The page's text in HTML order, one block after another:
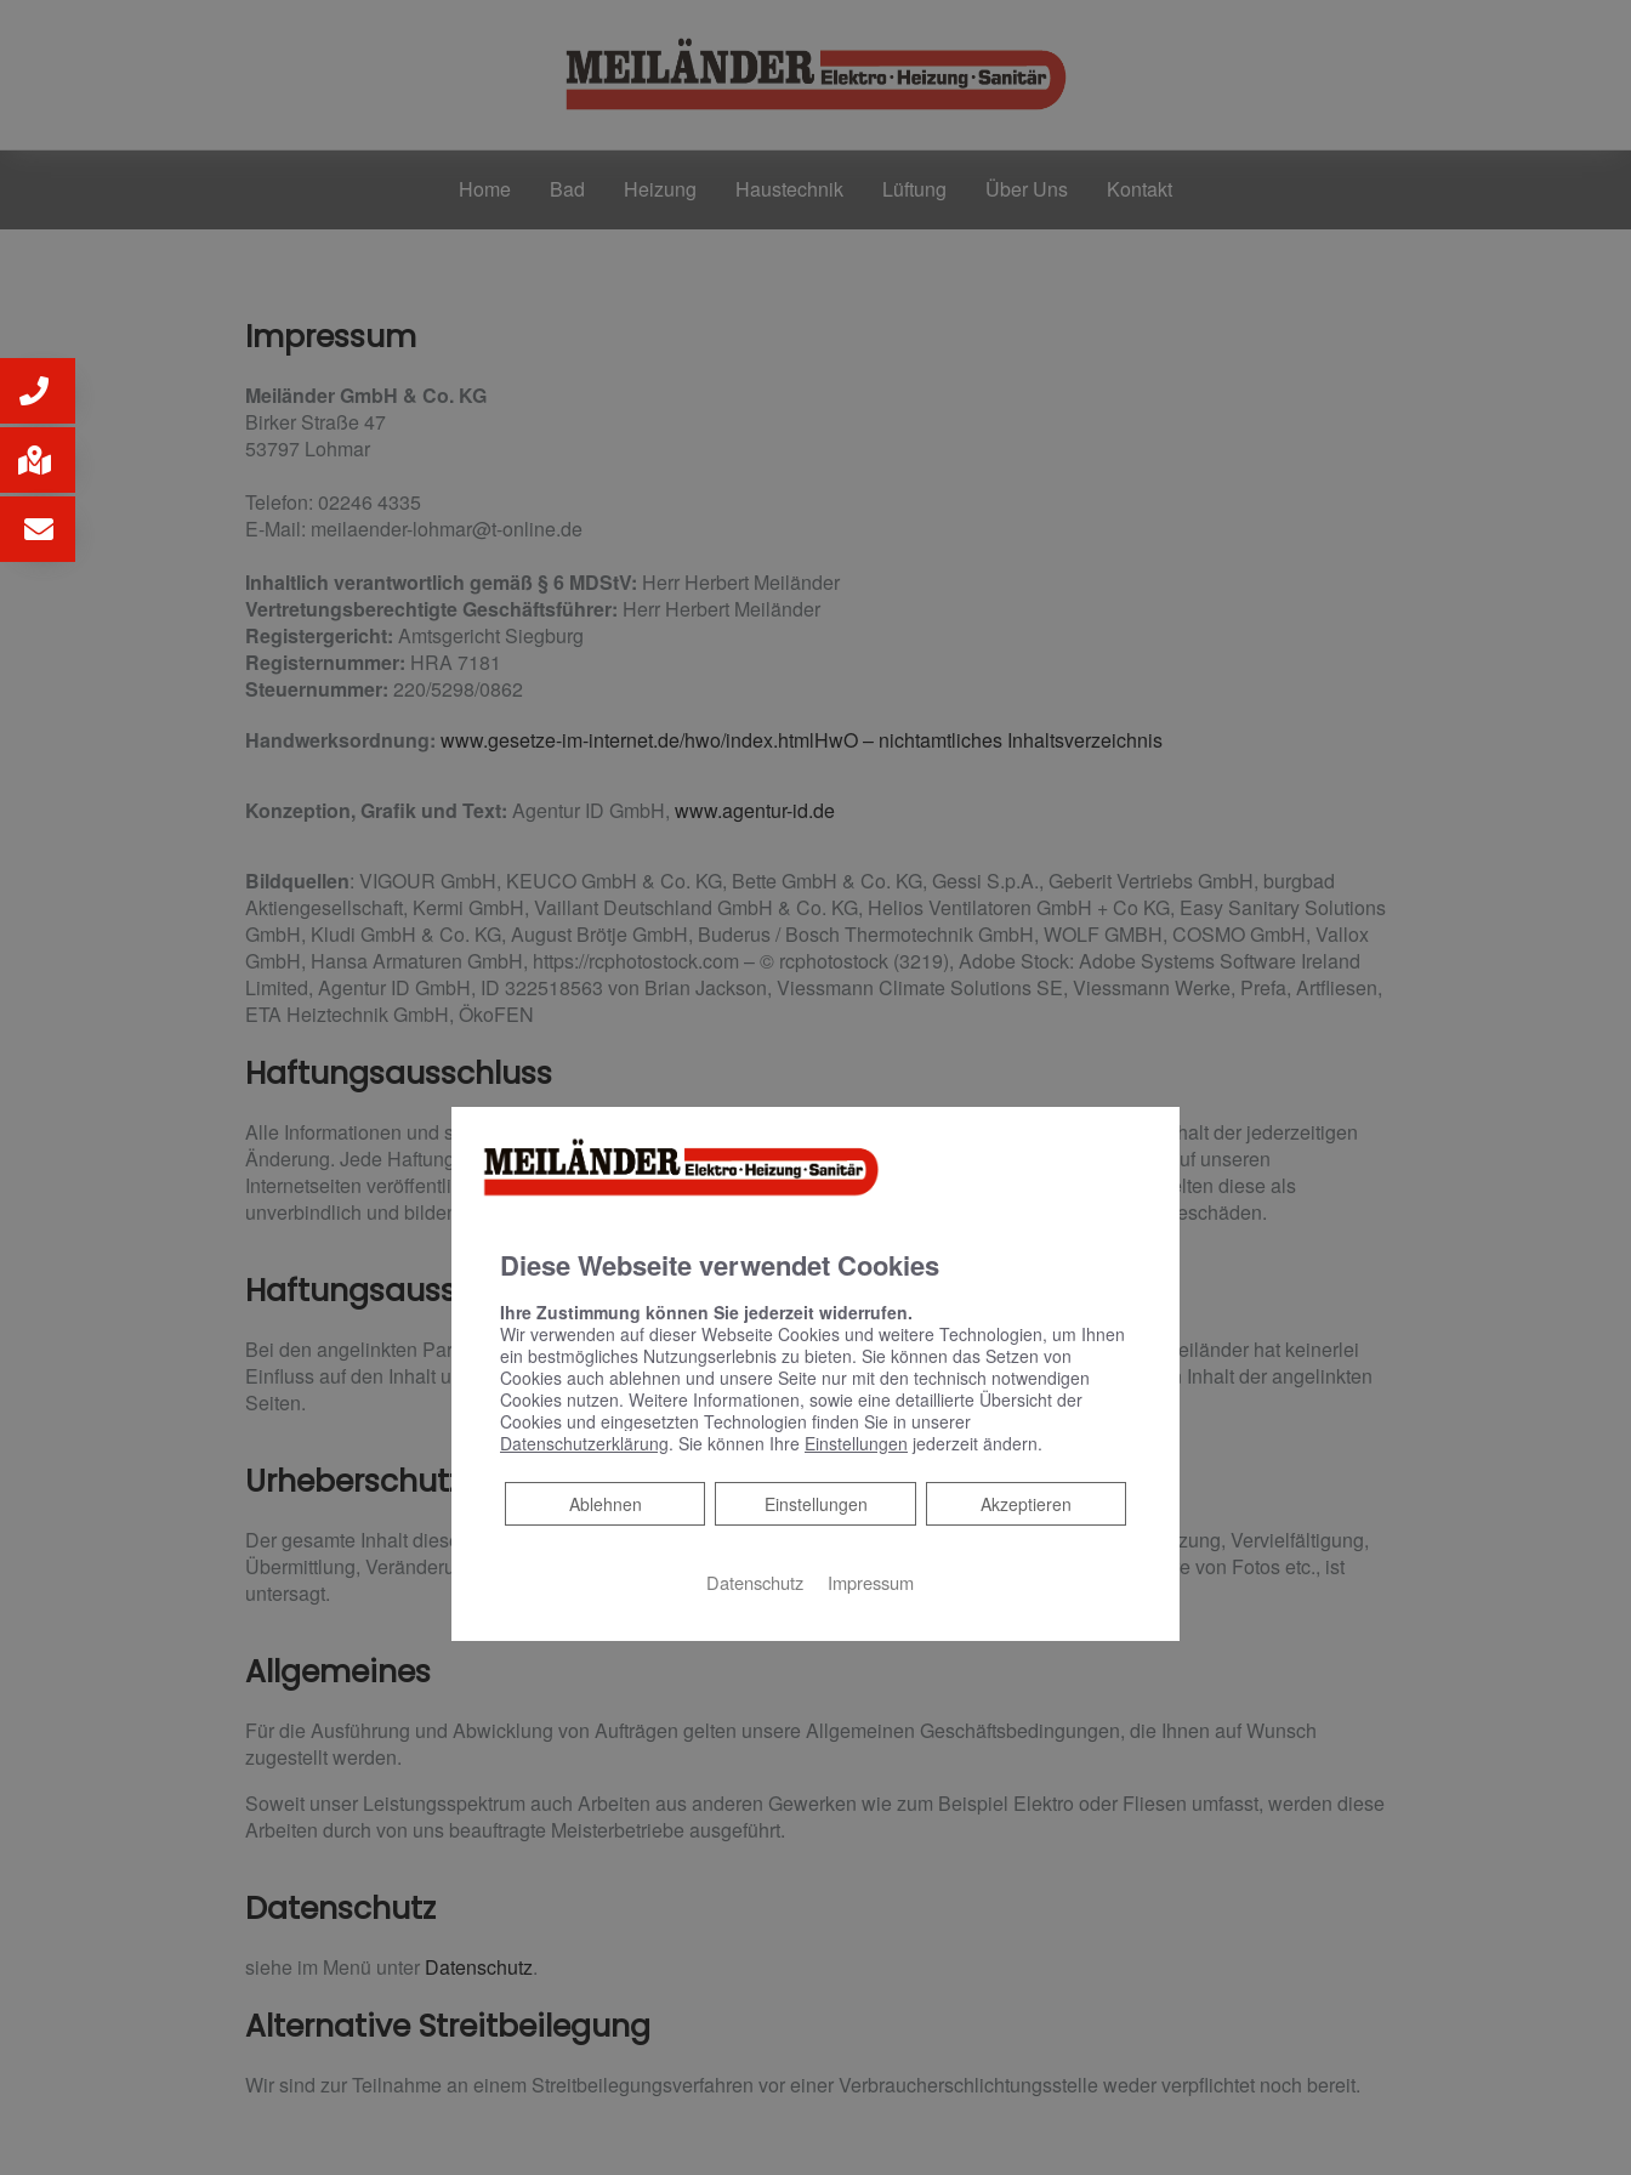
Home Bad Heizung Haustechnik Lüftung Über Uns Kontakt
Impressum
Meiländer GmbH & Co. KG
Birker Straße 47
53797 Lohmar
Telefon: 02246 4335
E-Mail: meilaender-lohmar@t-online.de
Inhaltlich verantwortlich gemäß § 6 MDStV: Herr Herbert Meiländer
Vertretungsberechtigte Geschäftsführer: Herr Herbert Meiländer
Registergericht: Amtsgericht Siegburg
Registernummer: HRA 7181
Steuernummer: 220/5298/0862
Handwerksordnung: www.gesetze-im-internet.de/hwo/index.htmlHwO – nichtamtliches Inhaltsverzeichnis
Konzeption, Grafik und Text: Agentur ID GmbH, www.agentur-id.de
Bildquellen: VIGOUR GmbH, KEUCO GmbH & Co. KG, Bette GmbH & Co. KG, Gessi S.p.A., Geberit Vertriebs GmbH, burgbad
Aktiengesellschaft, Kermi GmbH, Vaillant Deutschland GmbH & Co. KG, Helios Ventilatoren GmbH + Co KG, Easy Sanitary Solutions
GmbH, Kludi GmbH & Co. KG, August Brötje GmbH, Buderus / Bosch Thermotechnik GmbH, WOLF GMBH, COSMO GmbH, Vallox
GmbH, Hansa Armaturen GmbH, https://rcphotostock.com – © rcphotostock (3219), Adobe Stock: Adobe Systems Software Ireland
Limited, Agentur ID GmbH, ID 322518563 von Brian Jackson, Viessmann Climate Solutions SE, Viessmann Werke, Prefa, Artfliesen,
ETA Heiztechnik GmbH, ÖkoFEN
Haftungsausschluss
Alle Informationen und sonstigen Angaben auf dieser Website sind unverbindlich und unterliegen dem Vorbehalt der jederzeitigen
Änderung. Jede Haftung für die Richtigkeit und Vollständigkeit der Informationen sind ausgeschlossen. Alle auf unseren
Internetseiten veröffentlichten Informationen wurden nach bestem Wissen und Gewissen erstellt. Trotzdem gelten diese als
unverbindlich und bilden keinerlei Rechtsansprüche insbesondere nicht für unmittelbare oder mittelbare Folgeschäden.
Haftungsausschluss für Hyperlinks
Bei den angelinkten Partner-Seiten handelt es sich ausschließlich um fremde Inhalte. Der Anbieter Herbert Meiländer hat keinerlei
Einfluss auf den Inhalt und distanziert sich ausdrücklich und übernimmt daher keinerlei Verantwortung für den Inhalt der angelinkten
Seiten.
Urheberschutz
Der gesamte Inhalt dieser Website ist urheberrechtlich geschützt. Weitergabe, Veränderung, gewerbliche Nutzung, Vervielfältigung,
Übermittlung, Veränderung oder Verwendung auf anderen Webseiten, herunterladen von Daten, insbesondere von Fotos etc., ist
untersagt.
Allgemeines
Für die Ausführung und Abwicklung von Aufträgen gelten unsere Allgemeinen Geschäftsbedingungen, die Ihnen auf Wunsch
zugestellt werden.
Soweit unser Leistungsspektrum auch Arbeiten aus anderen Gewerken wie zum Beispiel Elektro oder Fliesen umfasst, werden diese
Arbeiten durch von uns beauftragte Meisterbetriebe ausgeführt.
Datenschutz
siehe im Menü unter Datenschutz.
Alternative Streitbeilegung
Wir sind zur Teilnahme an einem Streitbeilegungsverfahren vor einer Verbraucherschlichtungsstelle weder verpflichtet noch bereit.
Diese Webseite verwendet Cookies
Ihre Zustimmung können Sie jederzeit widerrufen.
Wir verwenden auf dieser Webseite Cookies und weitere Technologien, um Ihnen
ein bestmögliches Nutzungserlebnis zu bieten. Sie können das Setzen von
Cookies auch ablehnen und unsere Seite nur mit den technisch notwendigen
Cookies nutzen. Weitere Informationen, sowie eine detaillierte Übersicht der
Cookies und eingesetzten Technologien finden Sie in unserer
Datenschutzerklärung. Sie können Ihre Einstellungen jederzeit ändern.
Akzeptieren
Einstellungen
Ablehnen
Ablehnen
Datenschutz Impressum